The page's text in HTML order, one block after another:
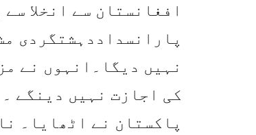
افغانستان سے انخلا
پارانسداددہشتگردی
نہیں دیگا۔انہوں نے
کی اجازت نہیں دینگے
پاکستان نے اٹھایا۔